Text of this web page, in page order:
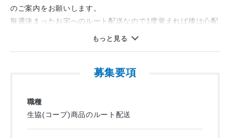
配送車はドライブレコーダー・バックモニター完備で安全！
車輛は1人に1台割り当てられます。
＼キャリアアップできる環境です！／
資格取得支援制度もあり！
◆働くうちに配送先の方と顔なじみになり、
のご案内をお願いします。
毎週決まったお宅へのルート配送なので1度覚えれば後は心配
【配送エリア】八木・緑井・長束・祇園・戸坂・中山
【配送車】1人1台（自分用にカスタマイズOK！）
ドライブレコーダー・バックモニター完備！
もっと見る
募集要項
職種
生協(コープ)商品のルート配送